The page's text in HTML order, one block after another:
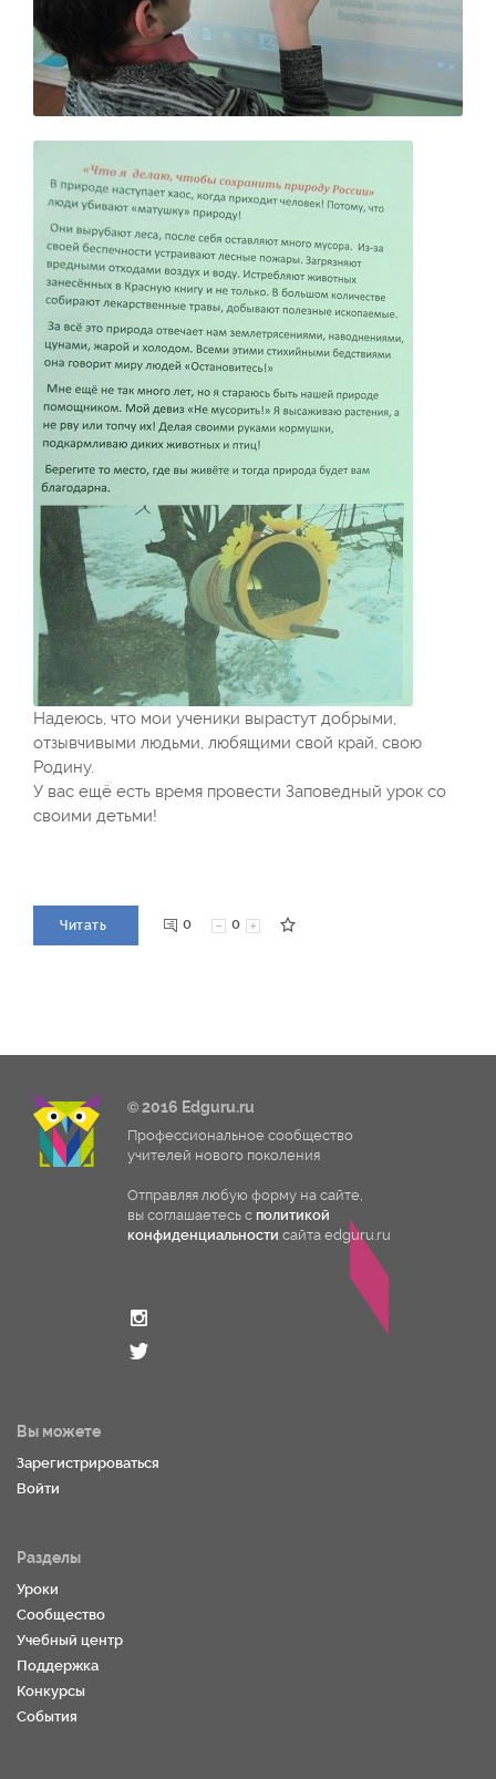
Надеюсь, что мои ученики вырастут добрыми,
отзывчивыми людьми, любящими свой край, свою
Родину.
У вас ещё есть время провести Заповедный урок со
своими детьми!
Читать 0 0
© 2016 Edguru.ru
Профессиональное сообщество
учителей нового поколения
Отправляя любую форму на сайте,
вы соглашаетесь с политикой
конфиденциальности сайта edguru.ru
Вы можете
Зарегистрироваться
Войти
Разделы
Уроки
Сообщество
Учебный центр
Поддержка
Конкурсы
События